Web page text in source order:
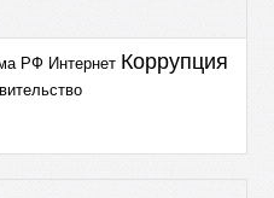
РФ Интернет Коррупция